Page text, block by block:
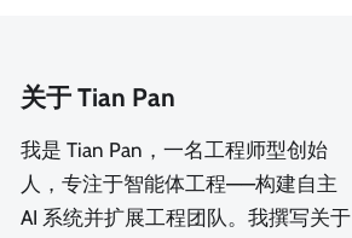
关于 Tian Pan
我是 Tian Pan，一名工程师型创始
人，专注于智能体工程——构建自主
AI 系统并扩展工程团队。我撰写关于